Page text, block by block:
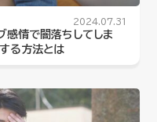
2024.07.31
感情で闇落ちしてしま
る方法とは